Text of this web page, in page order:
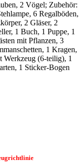
2 Vögel; Zubehör:
6 Regalböden,
2 Gläser, 2
1 Buch, 1 Puppe, 1
mit Pflanzen, 3
1 Kragen,
Werkzeug (6-teilig), 1
1 Sticker-Bogen